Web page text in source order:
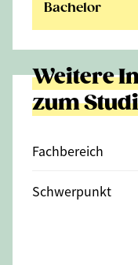
Bachelor
Weitere
zum
Fachbereich
Schwerpunkt